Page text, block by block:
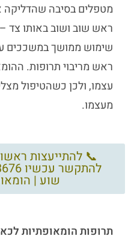
מטפלים בסיבה שהדליקה
ראש שוב ושוב באותו צד
שימוש ממושך במשככים
ראש מריבוי תרופות.
עצמו, ולכן כשהטיפול
מעצמו.
📞 להתייעצות
שוע |
תרופות הומאופתיות